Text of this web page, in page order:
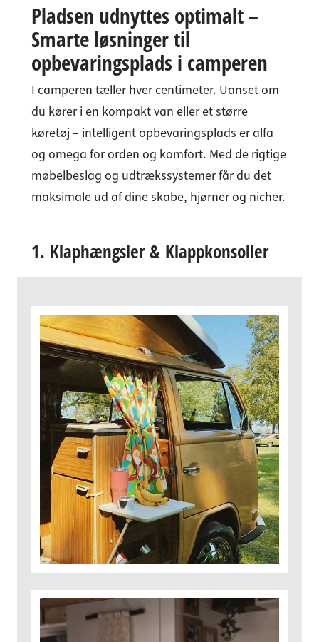
Pladsen udnyttes optimalt –
Smarte løsninger til
opbevaringsplads i camperen
I camperen tæller hver centimeter. Uanset om
du kører i en kompakt van eller et større
køretøj – intelligent opbevaringsplads er alfa
og omega for orden og komfort. Med de rigtige
møbelbeslag og udtrækssystemer får du det
maksimale ud af dine skabe, hjørner og nicher.
1. Klaphængsler& Klappkonsoller